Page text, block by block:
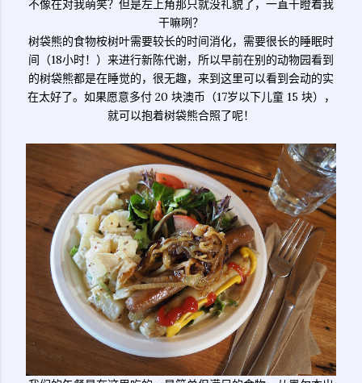
不像在对我萌笑？但是左上角那只就没礼貌了，一直干瞪着我
干嘛咧？
树袋熊的食物桉树叶需要较长的时间消化，需要很长的睡眠时
间（18小时！）来进行新陈代谢，所以早前在别的动物园看到
的树袋熊都是在睡觉的，很无趣，来到这里可以看到会动的实
在太好了。如果愿意多付 20 块澳币（17岁以下儿童 15 块），
就可以抱着树袋熊合照了呢！